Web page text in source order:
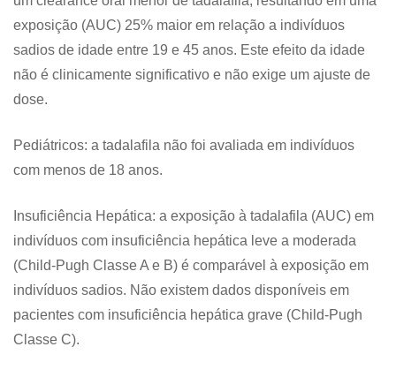
exposição (AUC) 25% maior em relação a indivíduos
sadios de idade entre 19 e 45 anos. Este efeito da idade
não é clinicamente significativo e não exige um ajuste de
dose.
Pediátricos: a tadalafila não foi avaliada em indivíduos
com menos de 18 anos.
Insuficiência Hepática: a exposição à tadalafila (AUC) em
indivíduos com insuficiência hepática leve a moderada
(Child-Pugh Classe A e B) é comparável à exposição em
indivíduos sadios. Não existem dados disponíveis em
pacientes com insuficiência hepática grave (Child-Pugh
Classe C).